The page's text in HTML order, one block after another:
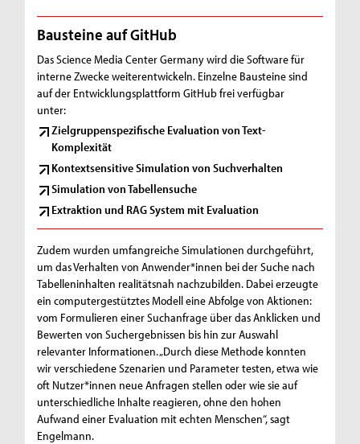
Bausteine auf GitHub
Das Science Media Center Germany wird die Software für
interne Zwecke weiterentwickeln. Einzelne Bausteine sind
auf der Entwicklungsplattform GitHub frei verfügbar
unter:
Zielgruppenspezifische Evaluation von Text-
Komplexität
Kontextsensitive Simulation von Suchverhalten
Simulation von Tabellensuche
Extraktion und RAG System mit Evaluation
Zudem wurden umfangreiche Simulationen durchgeführt,
um das Verhalten von Anwender*innen bei der Suche nach
Tabelleninhalten realitätsnah nachzubilden. Dabei erzeugte
ein computergestütztes Modell eine Abfolge von Aktionen:
vom Formulieren einer Suchanfrage über das Anklicken und
Bewerten von Suchergebnissen bis hin zur Auswahl
relevanter Informationen. „Durch diese Methode konnten
wir verschiedene Szenarien und Parameter testen, etwa wie
oft Nutzer*innen neue Anfragen stellen oder wie sie auf
unterschiedliche Inhalte reagieren, ohne den hohen
Aufwand einer Evaluation mit echten Menschen“, sagt
Engelmann.